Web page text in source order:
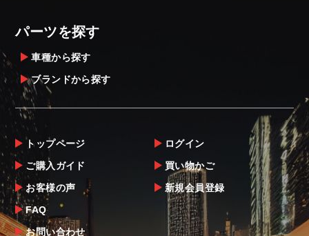
パーツを探す
車種から探す
ブランドから探す
トップページ
ご購入ガイド
お客様の声
FAQ
お問い合わせ
ログイン
買い物かご
新規会員登録